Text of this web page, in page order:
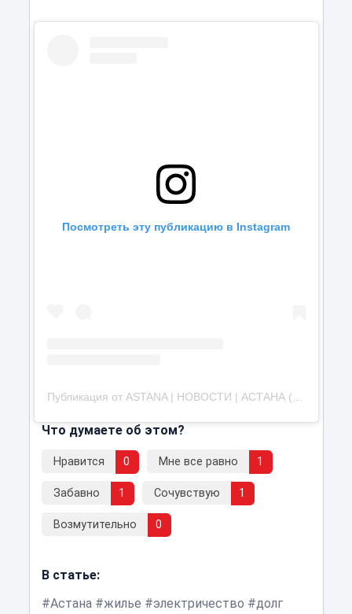
Посмотреть эту публикацию в Instagram
Публикация от ASTANA | НОВОСТИ | АСТАНА (@astanagramlive)
Что думаете об этом?
Нравится 0 Мне все равно 1
Забавно 1 Сочувствую 1
Возмутительно 0
В статье:
Астана
жилье электричество
долг